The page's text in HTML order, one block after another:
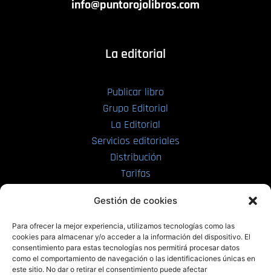
Gestión de cookies
Para ofrecer la mejor experiencia, utilizamos tecnologías como las
cookies para almacenar y/o acceder a la información del dispositivo. El
consentimiento para estas tecnologías nos permitirá procesar datos
como el comportamiento de navegación o las identificaciones únicas en
este sitio. No dar o retirar el consentimiento puede afectar
info@puntorojolibros.com
La editorial
Publicar libro
Grupo Editorial
La Editorial
Servicios editoriales
Distribución
Tarifas
PRL | Films
PRL | Play